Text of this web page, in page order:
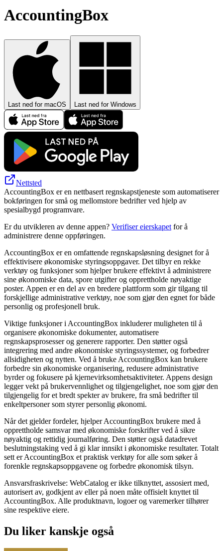
AccountingBox
Last ned for macOS Last ned for Windows
Nettsted
AccountingBox er en nettbasert regnskapstjeneste som automatiserer
bokføringen for små og mellomstore bedrifter ved hjelp av
spesialbygd programvare.
Er du utvikleren av denne appen? Verifiser eierskapet for å
administrere denne oppføringen.
AccountingBox er en omfattende regnskapsløsning designet for å
effektivisere økonomiske styringsoppgaver. Det tilbyr en rekke
verktøy og funksjoner som hjelper brukere effektivt å administrere
sine økonomiske data, spore utgifter og opprettholde nøyaktige
poster. Appen er en del av en bredere plattform som gir tilgang til
forskjellige administrative verktøy, noe som gjør den egnet for både
personlig og profesjonell bruk.
Viktige funksjoner i AccountingBox inkluderer muligheten til å
organisere økonomiske dokumenter, automatisere
regnskapsprosesser og generere rapporter. Den støtter også
integrering med andre økonomiske styringssystemer, og forbedrer
allsidigheten og nytten. Ved å bruke AccountingBox kan brukere
forbedre sin økonomiske organisering, redusere administrative
byrder og fokusere på kjernevirksomhetsaktiviteter. Appens design
legger vekt på brukervennlighet og tilgjengelighet, noe som gjør den
tilgjengelig for et bredt spekter av brukere, fra små bedrifter til
enkeltpersoner som styrer personlig økonomi.
Når det gjelder fordeler, hjelper AccountingBox brukere med å
opprettholde samsvar med økonomiske forskrifter ved å sikre
nøyaktig og rettidig journalføring. Den støtter også datadrevet
beslutningstaking ved å gi klar innsikt i økonomiske resultater. Totalt
sett er AccountingBox et praktisk verktøy for alle som søker å
forenkle regnskapsoppgavene og forbedre økonomisk tilsyn.
Ansvarsfraskrivelse: WebCatalog er ikke tilknyttet, assosiert med,
autorisert av, godkjent av eller på noen måte offisielt knyttet til
AccountingBox. Alle produktnavn, logoer og varemerker tilhører
sine respektive eiere.
Du liker kanskje også